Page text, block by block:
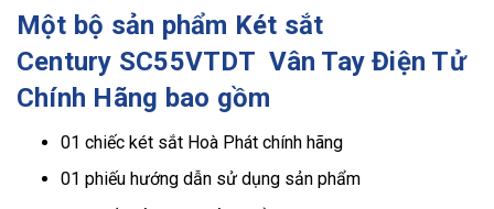
Một bộ sản phẩm Két sắt
Century SC55VTDT Vân Tay Điện Tử
Chính Hãng bao gồm
01 chiếc két sắt Hoà Phát chính hãng
01 phiếu hướng dẫn sử dụng sản phẩm